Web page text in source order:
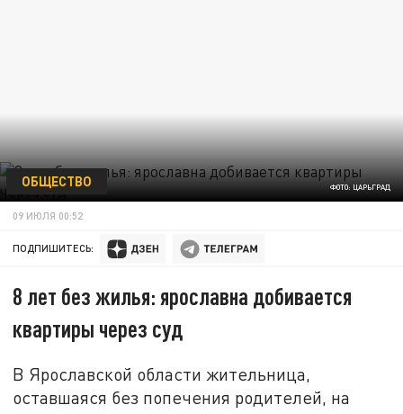
ФОТО: ЦАРЬГРАД
ОБЩЕСТВО
09 ИЮЛЯ 00:52
ПОДПИШИТЕСЬ:
8 лет без жилья: ярославна добивается
квартиры через суд
В Ярославской области жительница,
оставшаяся без попечения родителей, на